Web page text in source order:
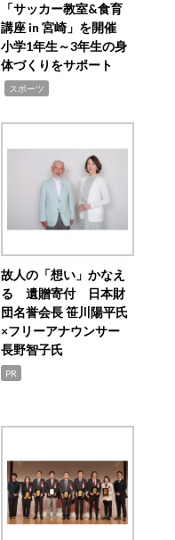
「サッカー教室&食育
講座 in 宮崎」を開催
小学1年生～3年生の身
体づくりをサポート
スポーツ
故人の「想い」かなえ
る 遺贈寄付 日本財
団名誉会長 笹川陽平氏
×フリーアナウンサー
長野智子氏
PR